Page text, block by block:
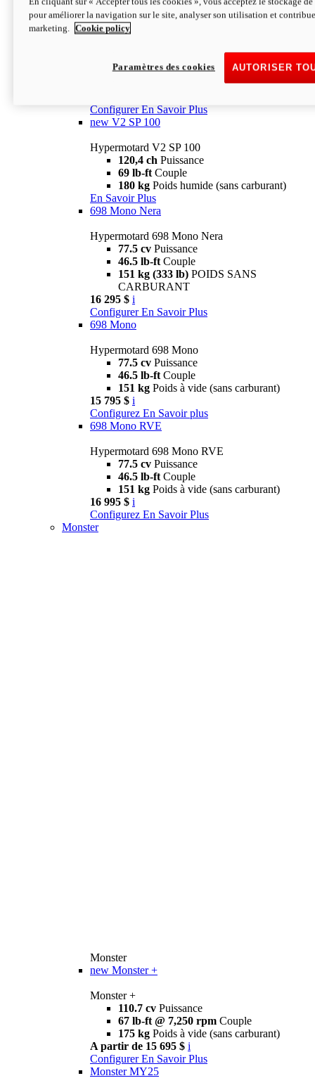
Configurer En Savoir Plus
newV2 SP
69 lb-ftCouple
Poids humide (sans carburant)
Configurer En Savoir Plus
new V2 SP 100
Hypermotard V2 SP 100
120,4 ch Puissance
69 lb-ft Couple
180 kg Poids humide (sans carburant)
En Savoir Plus
698 Mono Nera
Hypermotard 698 Mono Nera
77.5 cv Puissance
46.5 lb-ft Couple
151 kg (333 lb) POIDS SANS
CARBURANT
16 295 $ i
Configurer En Savoir Plus
698 Mono
Hypermotard 698 Mono
77.5 cv Puissance
46.5 lb-ft Couple
151 kg Poids à vide (sans carburant)
15 795 $ i
Configurez En Savoir plus
698 Mono RVE
Hypermotard 698 Mono RVE
77.5 cv Puissance
46.5 lb-ft Couple
151 kg Poids à vide (sans carburant)
16 995 $ i
Configurez En Savoir Plus
Monster
Monster
new Monster +
Monster +
110.7 cv Puissance
67 lb-ft @ 7,250 rpm Couple
175 kg Poids à vide (sans carburant)
A partir de 15 695 $ i
Configurer En Savoir Plus
Monster MY25
pour améliorer la navigation sur le site, analyser son utilisation et
marketing.
Cookie policy
AUTORISER
Paramètres des cookies